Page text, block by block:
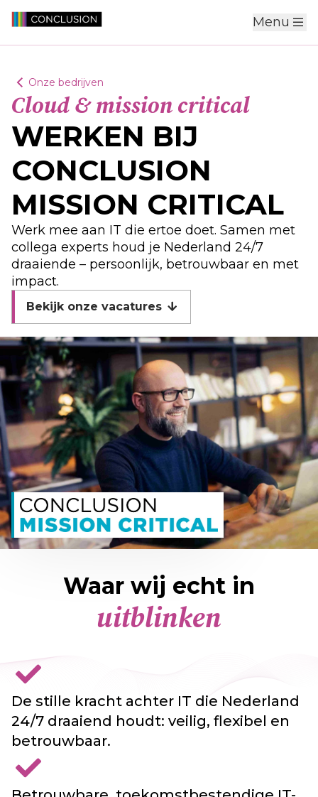
Menu
Onze bedrijven
Cloud & mission critical
WERKEN BIJ
CONCLUSION
MISSION CRITICAL
Werk mee aan IT die ertoe doet. Samen met
collega experts houd je Nederland 24/7
draaiende – persoonlijk, betrouwbaar en met
impact.
Bekijk onze vacatures
Waar wij echt in
uitblinken
De stille kracht achter IT die Nederland
24/7 draaiend houdt: veilig, flexibel en
betrouwbaar.